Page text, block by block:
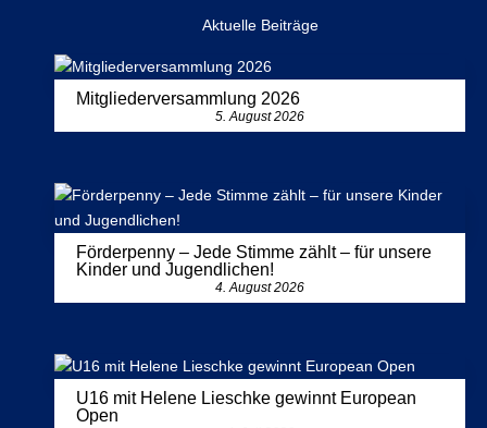
Aktuelle Beiträge
Mitgliederversammlung 2026
5. August 2026
Förderpenny – Jede Stimme zählt – für unsere
Kinder und Jugendlichen!
4. August 2026
U16 mit Helene Lieschke gewinnt European
Open